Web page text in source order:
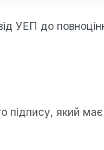
УЕП до
підпису, який